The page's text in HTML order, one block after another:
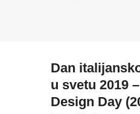
Dan
u svetu 2019
Design Day